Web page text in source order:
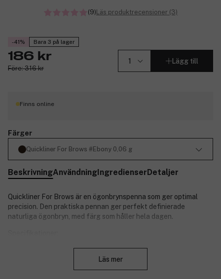
(9) Läs produktrecensioner (3)
-41% Bara 3 på lager
186 kr
Före: 316 kr
Lägg till
Finns online
Färger
Quickliner For Brows #Ebony 0,06 g
BeskrivningAnvändning Ingredienser Detaljer
Quickliner For Brows är en ögonbrynspenna som ger optimal
precision. Den praktiska pennan ger perfekt definierade
naturliga ögonbryn, med färg som håller hela dagen.
Den ultrafina spetsen fyller även de minsta luckorna och
skapar exakta, hårliknande linjer.
Pennan vässas automatiskt och glider lätt på plats, utan
Läs mer